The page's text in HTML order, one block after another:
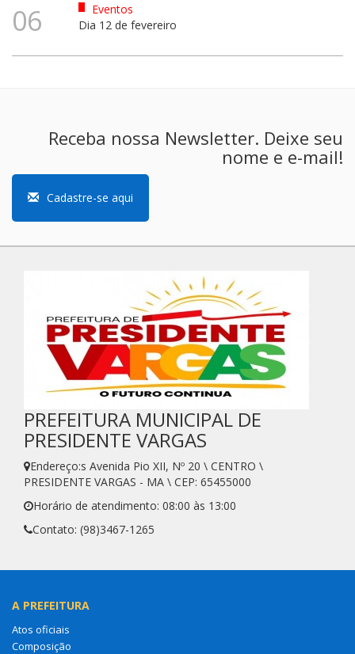
06
Eventos
Dia 12 de fevereiro
Receba nossa Newsletter. Deixe seu
nome e e-mail!
Cadastre-se aqui
PREFEITURA MUNICIPAL DE
PRESIDENTE VARGAS
Endereço:s Avenida Pio XII, Nº 20 \ CENTRO \
PRESIDENTE VARGAS - MA \ CEP: 65455000
Horário de atendimento: 08:00 às 13:00
Contato: (98)3467-1265
A PREFEITURA
Atos oficiais
Composição